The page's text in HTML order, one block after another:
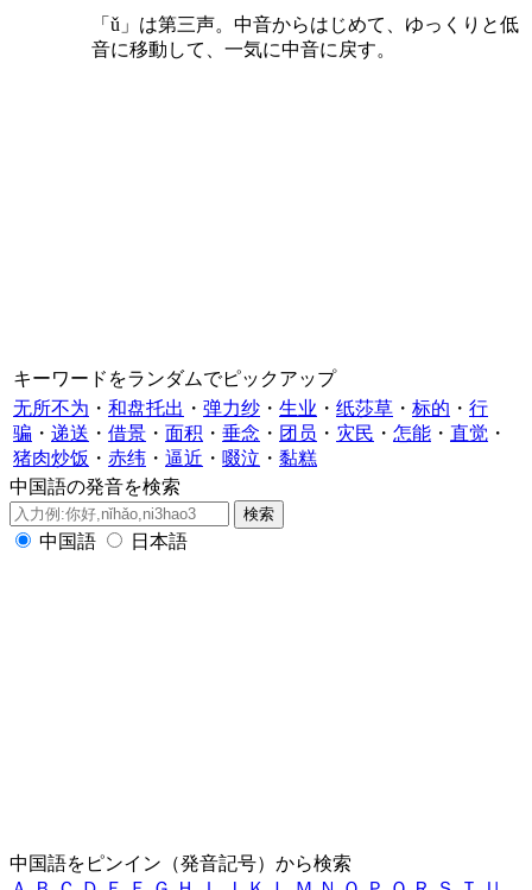
「ǔ」は第三声。中音からはじめて、ゆっくりと低
音に移動して、一気に中音に戻す。
キーワードをランダムでピックアップ
无所不为 ・ 和盘托出 ・ 弹力纱 ・ 生业 ・ 纸莎草 ・ 标的 ・ 行
骗 ・ 递送 ・ 借景 ・ 面积 ・ 垂念 ・ 团员 ・ 灾民 ・ 怎能 ・ 直觉 ・
猪肉炒饭 ・ 赤纬 ・ 逼近 ・ 啜泣 ・ 黏糕
中国語の発音を検索
中国語 日本語
中国語をピンイン（発音記号）から検索